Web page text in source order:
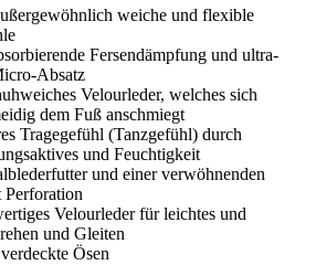
weiche und flexible
Fersendämpfung und ultra-
Absatz
Velourleder, welches sich
dem Fuß anschmiegt
Tragegefühl (Tanzgefühl) durch
und Feuchtigkeit
und einer verwöhnenden
Perforation
Velourleder für leichtes und
und Gleiten
Ösen